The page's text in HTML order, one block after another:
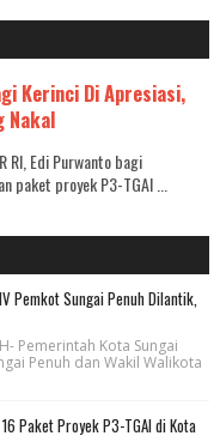
Kerinci Di Apresiasi,
Nakal
RI, Edi Purwanto bagi
paket proyek P3-TGAI ...
Pemkot Sungai Penuh Dilantik,
Pemerintah Kota Sungai
Penuh dan Wakil Walikota
Paket Proyek P3-TGAI di Kota